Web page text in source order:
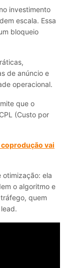
investimento
escala. Essa
bloqueio
de anúncio e
operacional.
que o
(Custo por
vai
otimização: ela
o algoritmo e
quem